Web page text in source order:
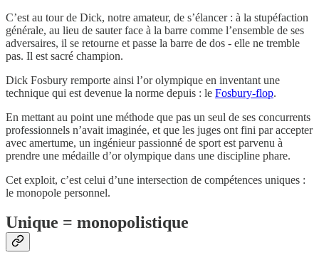
C’est au tour de Dick, notre amateur, de s’élancer : à la stupéfaction
générale, au lieu de sauter face à la barre comme l’ensemble de ses
adversaires, il se retourne et passe la barre de dos - elle ne tremble
pas. Il est sacré champion.
Dick Fosbury remporte ainsi l’or olympique en inventant une
technique qui est devenue la norme depuis : le Fosbury-flop.
En mettant au point une méthode que pas un seul de ses concurrents
professionnels n’avait imaginée, et que les juges ont fini par accepter
avec amertume, un ingénieur passionné de sport est parvenu à
prendre une médaille d’or olympique dans une discipline phare.
Cet exploit, c’est celui d’une intersection de compétences uniques :
le monopole personnel.
Unique = monopolistique